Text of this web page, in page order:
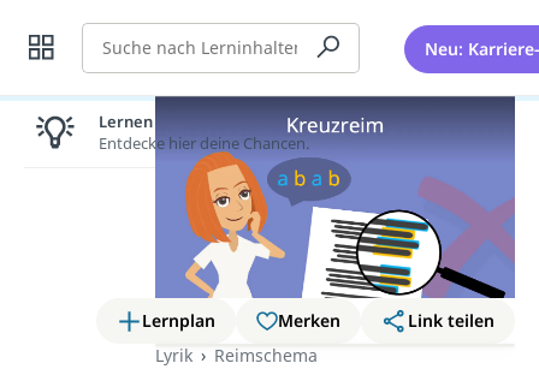
Suche Neu:
Lernplan Merken
Link teilen
Lyrik
Reimschema
Lernen lohnt sich!
Entdecke hier deine Chancen.